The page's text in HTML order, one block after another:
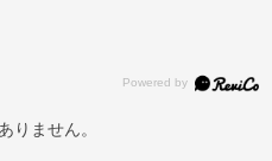
りません。